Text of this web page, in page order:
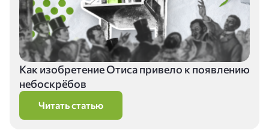
Как изобретение Отиса привело к появлению
небоскрёбов
Читать статью